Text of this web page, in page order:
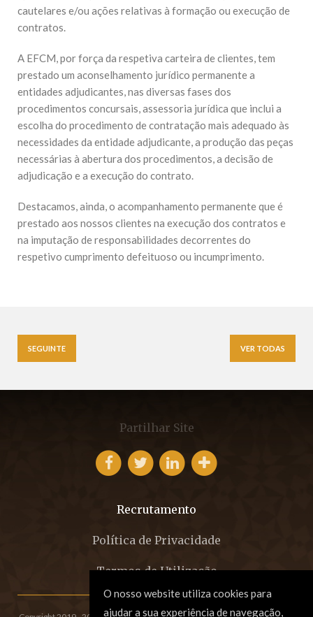
cautelares e/ou ações relativas à formação ou execução de
contratos.
A EFCM, por força da respetiva carteira de clientes, tem
prestado um aconselhamento jurídico permanente a
entidades adjudicantes, nas diversas fases dos
procedimentos concursais, assessoria jurídica que inclui a
escolha do procedimento de contratação mais adequado às
necessidades da entidade adjudicante, a produção das peças
necessárias à abertura dos procedimentos, a decisão de
adjudicação e a execução do contrato.
Destacamos, ainda, o acompanhamento permanente que é
prestado aos nossos clientes na execução dos contratos e
na imputação de responsabilidades decorrentes do
respetivo cumprimento defeituoso ou incumprimento.
SEGUINTE VER TODAS
Partilhar Site
Recrutamento
Política de Privacidade
Termos de Utilização
O nosso website utiliza cookies para
ajudar a sua experiência de navegação,